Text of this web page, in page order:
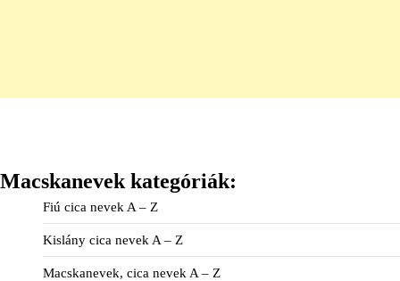
Macskanevek kategóriák:
Fiú cica nevek A – Z
Kislány cica nevek A – Z
Macskanevek, cica nevek A – Z